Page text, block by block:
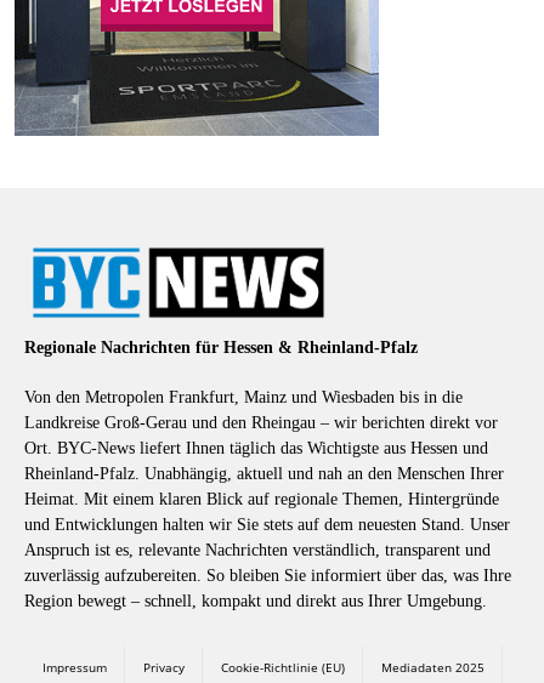
Regionale Nachrichten für Hessen & Rheinland-Pfalz
Von den Metropolen Frankfurt, Mainz und Wiesbaden bis in die
Landkreise Groß-Gerau und den Rheingau – wir berichten direkt vor
Ort. BYC-News liefert Ihnen täglich das Wichtigste aus Hessen und
Rheinland-Pfalz. Unabhängig, aktuell und nah an den Menschen Ihrer
Heimat. Mit einem klaren Blick auf regionale Themen, Hintergründe
und Entwicklungen halten wir Sie stets auf dem neuesten Stand. Unser
Anspruch ist es, relevante Nachrichten verständlich, transparent und
zuverlässig aufzubereiten. So bleiben Sie informiert über das, was Ihre
Region bewegt – schnell, kompakt und direkt aus Ihrer Umgebung.
Impressum Privacy Cookie-Richtlinie (EU) Mediadaten 2025